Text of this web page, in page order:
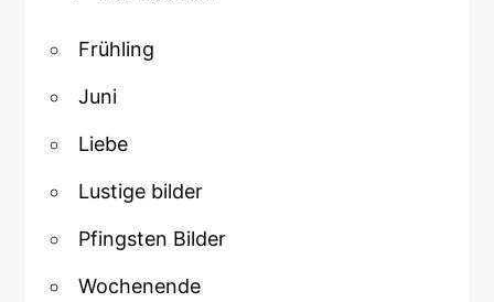
Frühling
Juni
Liebe
Lustige bilder
Pfingsten Bilder
Wochenende